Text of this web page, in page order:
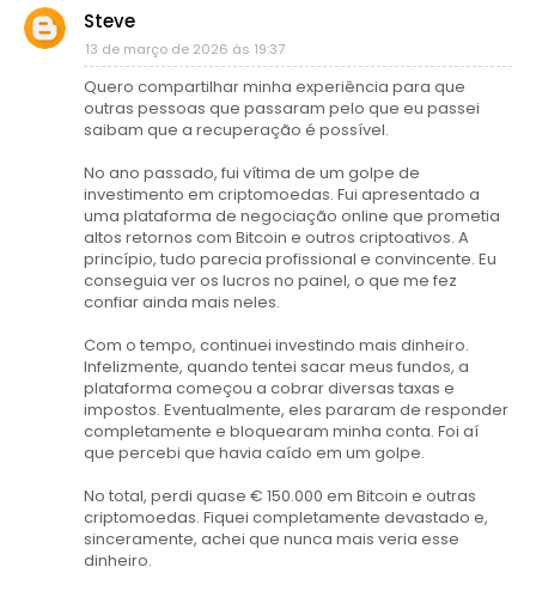
Steve
13 de março de 2026 às 19:37
Quero compartilhar minha experiência para que
outras pessoas que passaram pelo que eu passei
saibam que a recuperação é possível.
No ano passado, fui vítima de um golpe de
investimento em criptomoedas. Fui apresentado a
uma plataforma de negociação online que prometia
altos retornos com Bitcoin e outros criptoativos. A
princípio, tudo parecia profissional e convincente. Eu
conseguia ver os lucros no painel, o que me fez
confiar ainda mais neles.
Com o tempo, continuei investindo mais dinheiro.
Infelizmente, quando tentei sacar meus fundos, a
plataforma começou a cobrar diversas taxas e
impostos. Eventualmente, eles pararam de responder
completamente e bloquearam minha conta. Foi aí
que percebi que havia caído em um golpe.
No total, perdi quase € 150.000 em Bitcoin e outras
criptomoedas. Fiquei completamente devastado e,
sinceramente, achei que nunca mais veria esse
dinheiro.